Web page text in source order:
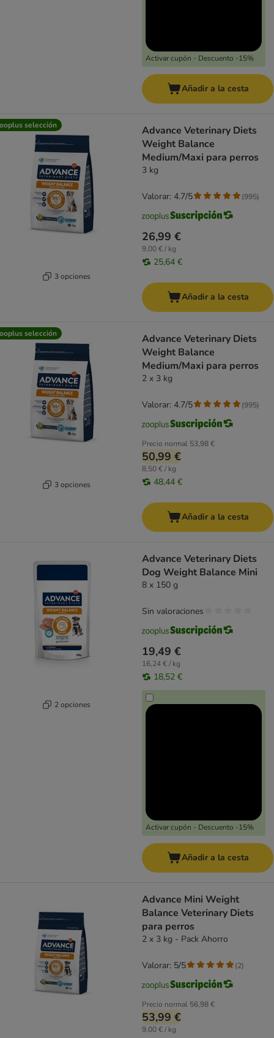
Activar cupón - Descuento -15%
Añadir a la cesta
selección
3 opciones
Advance Veterinary Diets
Weight Balance
Medium/Maxi para perros
3 kg
26,99 €
9,00 € / kg
25,64 €
Valorar: 4.7/5 (995)
Añadir a la cesta
selección
3 opciones
Advance Veterinary Diets
Weight Balance
Medium/Maxi para perros
2 x 3 kg
Precio normal 53,98 €
50,99 €
8,50 € / kg
48,44 €
Valorar: 4.7/5 (995)
Añadir a la cesta
2 opciones
Advance Veterinary Diets
Dog Weight Balance Mini
8 x 150 g
19,49 €
16,24 € / kg
18,52 €
Activar cupón - Descuento -15%
Sin valoraciones
Añadir a la cesta
Advance Mini Weight
Balance Veterinary Diets
para perros
2 x 3 kg - Pack Ahorro
Precio normal 56,98 €
53,99 €
9,00 € / kg
Valorar: 5/5 (2)